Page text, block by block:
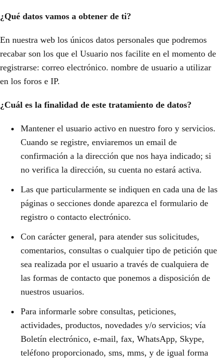
¿Qué datos vamos a obtener de ti?
En nuestra web los únicos datos personales que podremos
recabar son los que el Usuario nos facilite en el momento de
registrarse: correo electrónico. nombre de usuario a utilizar
en los foros e IP.
¿Cuál es la finalidad de este tratamiento de datos?
Mantener el usuario activo en nuestro foro y servicios.
Cuando se registre, enviaremos un email de
confirmación a la dirección que nos haya indicado; si
no verifica la dirección, su cuenta no estará activa.
Las que particularmente se indiquen en cada una de las
páginas o secciones donde aparezca el formulario de
registro o contacto electrónico.
Con carácter general, para atender sus solicitudes,
comentarios, consultas o cualquier tipo de petición que
sea realizada por el usuario a través de cualquiera de
las formas de contacto que ponemos a disposición de
nuestros usuarios.
Para informarle sobre consultas, peticiones,
actividades, productos, novedades y/o servicios; vía
Boletín electrónico, e-mail, fax, WhatsApp, Skype,
teléfono proporcionado, sms, mms, y de igual forma